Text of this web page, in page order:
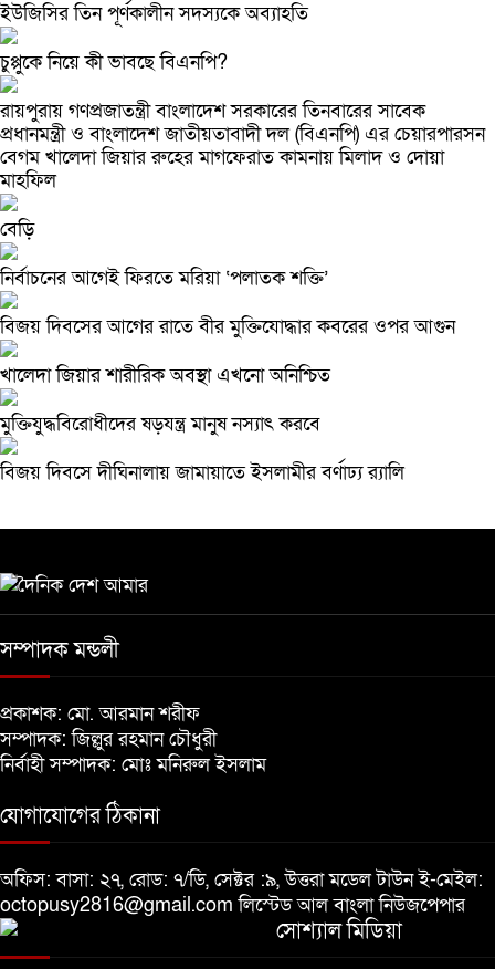
ইউজিসির তিন পূর্ণকালীন সদস্যকে অব্যাহতি
চুপ্পুকে নিয়ে কী ভাবছে বিএনপি?
রায়পুরায় গণপ্রজাতন্ত্রী বাংলাদেশ সরকারের তিনবারের সাবেক
প্রধানমন্ত্রী ও বাংলাদেশ জাতীয়তাবাদী দল (বিএনপি) এর চেয়ারপারসন
বেগম খালেদা জিয়ার রুহের মাগফেরাত কামনায় মিলাদ ও দোয়া
মাহফিল
বেড়ি
নির্বাচনের আগেই ফিরতে মরিয়া ‘পলাতক শক্তি’
বিজয় দিবসের আগের রাতে বীর মুক্তিযোদ্ধার কবরের ওপর আগুন
খালেদা জিয়ার শারীরিক অবস্থা এখনো অনিশ্চিত
মুক্তিযুদ্ধবিরোধীদের ষড়যন্ত্র মানুষ নস্যাৎ করবে
বিজয় দিবসে দীঘিনালায় জামায়াতে ইসলামীর বর্ণাঢ্য র‍্যালি
সম্পাদক মন্ডলী
প্রকাশক: মো. আরমান শরীফ
সম্পাদক: জিল্লুর রহমান চৌধুরী
নির্বাহী সম্পাদক: মোঃ মনিরুল ইসলাম
যোগাযোগের ঠিকানা
অফিস: বাসা: ২৭, রোড: ৭/ডি, সেক্টর :৯, উত্তরা মডেল টাউন ই-মেইল:
octopusy2816@gmail.comলিস্টেড আল বাংলা নিউজপেপার
সোশ্যাল মিডিয়া